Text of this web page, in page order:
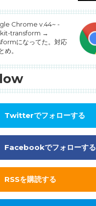
Chrome v.44~ -
transform →
になってた。対応
め。
Twitterでフォローする
Facebookでフォローする
RSSを購読する